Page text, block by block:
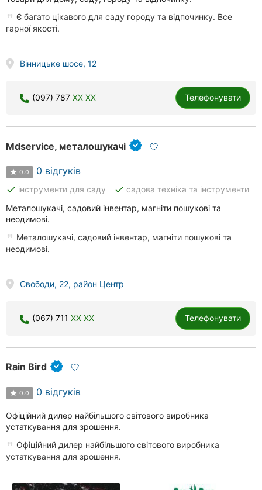
Є багато цікавого для саду городу та відпочинку. Все
гарної якості.
Вінницьке шосе, 12
(097) 787 XX XX Телефонувати
Mdservice, металошукачі
0.0 0 відгуків
done інструменти для саду done садова техніка та інструменти
Металошукачі, садовий інвентар, магніти пошукові та
неодимові.
Металошукачі, садовий інвентар, магніти пошукові та
неодимові.
Свободи, 22, район Центр
(067) 711 XX XX Телефонувати
Rain Bird
0.0 0 відгуків
Офіційний дилер найбільшого світового виробника
устаткування для зрошення.
Офіційний дилер найбільшого світового виробника
устаткування для зрошення.